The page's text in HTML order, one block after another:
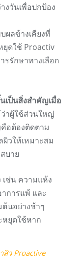
งวันเพื่อปกป้อง
ลข้างเคียงที่
ยุดใช้ Proactiv
รรักษาทางเลือก
เป็นสิ่งสำคัญเมื่อ
าผู้ใช้ส่วนใหญ่
อต้องติดตาม
วให้เหมาะสม
บาย
เช่น ความแห้ง
การแพ้ และ
นอย่างช้าๆ
ยุดใช้หาก
สิว Proactive